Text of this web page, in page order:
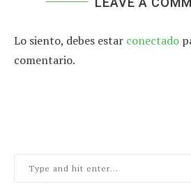
Lo siento, debes estar conectado
comentario.